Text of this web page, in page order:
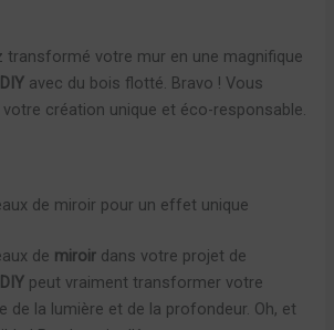
transformé votre mur en une magnifique
avec du bois flotté. Bravo ! Vous
création unique et éco-responsable.
de miroir pour un effet unique
de miroir dans votre projet de
peut vraiment transformer votre
de la lumière et de la profondeur. Oh, et